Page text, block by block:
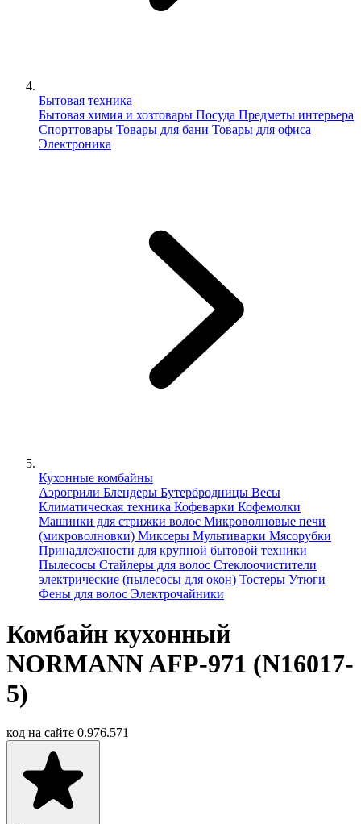
Бытовая техника
Бытовая химия и хозтовары Посуда Предметы интерьера
Спорттовары Товары для бани Товары для офиса
Электроника
Кухонные комбайны
Аэрогрили Блендеры Бутербродницы Весы
Климатическая техника Кофеварки Кофемолки
Машинки для стрижки волос Микроволновые печи
(микроволновки) Миксеры Мультиварки Мясорубки
Принадлежности для крупной бытовой техники
Пылесосы Стайлеры для волос Стеклоочистители
электрические (пылесосы для окон) Тостеры Утюги
Фены для волос Электрочайники
Комбайн кухонный
NORMANN AFP-971 (N16017-
5)
код на сайте 0.976.571